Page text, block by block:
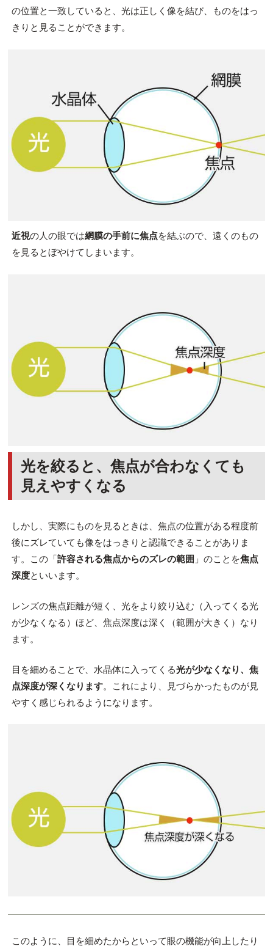
の位置と一致していると、光は正しく像を結び、ものをはっ
きりと見ることができます。
近視の人の眼では網膜の手前に焦点を結ぶので、遠くのもの
を見るとぼやけてしまいます。
光を絞ると、焦点が合わなくても
見えやすくなる
しかし、実際にものを見るときは、焦点の位置がある程度前
後にズレていても像をはっきりと認識できることがありま
す。この「許容される焦点からのズレの範囲 」のことを焦点
深度といいます。
レンズの焦点距離が短く、光をより絞り込む（入ってくる光
が少なくなる）ほど、焦点深度は深く（範囲が大きく）なり
ます。
目を細めることで、水晶体に入ってくる光が少なくなり、焦
点深度が深くなります。これにより、見づらかったものが見
やすく感じられるようになります。
このように、目を細めたからといって眼の機能が向上したり